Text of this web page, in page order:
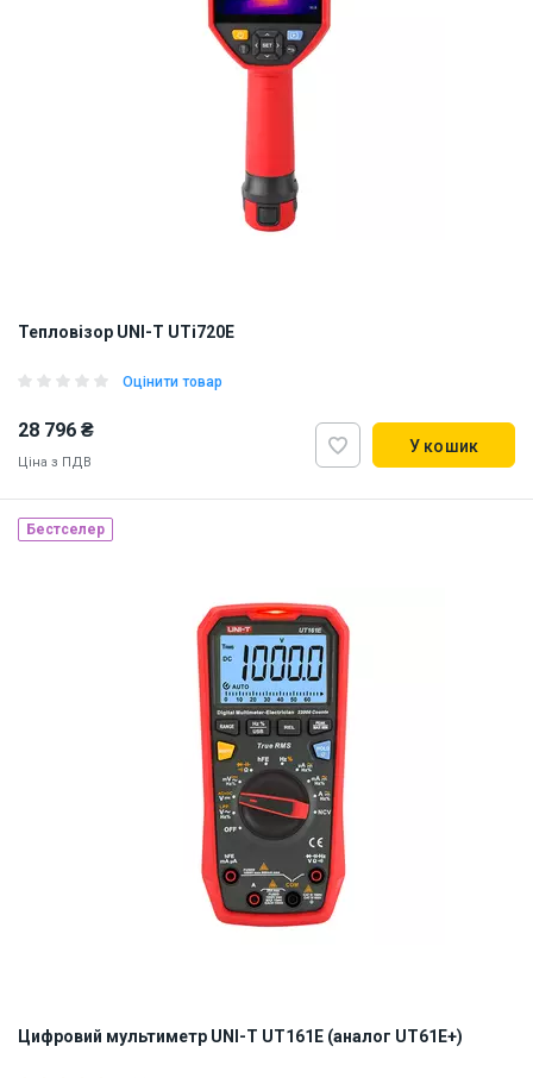
Тепловізор UNI-T UTi720E
Оцінити товар
28 796 ₴
Ціна з ПДВ
У кошик
Бестселер
Цифровий мультиметр UNI-T UT161E (аналог UT61E+)